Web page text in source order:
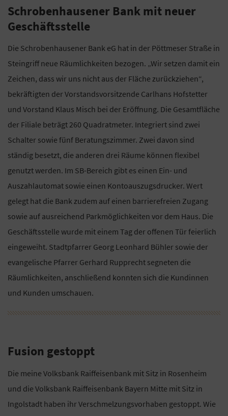
Schrobenhausener Bank mit neuer
Geschäftsstelle
Die Schrobenhausener Bank eG hat in der Pöttmeser Straße in
Steingriff neue Räumlichkeiten bezogen. „Wir setzen damit ein
Zeichen, dass wir uns nicht aus der Fläche zurückziehen“,
bekräftigten der Vorstandsvorsitzende Carlhans Hofstetter
und Vorstand Klaus Misch bei der Eröffnung. Die Gesamtfläche
der Filiale beträgt 260 Quadratmeter. Integriert sind zwei
Schalter sowie fünf Beratungszimmer. Zwei davon sind
ständig besetzt, die anderen drei Räume können flexibel
genutzt werden. Im SB-Bereich gibt es einen Ein- und
Auszahlautomat sowie einen Kontoauszugsdrucker. Wert
gelegt hat die Bank zudem auf einen barrierefreien Zugang
sowie auf ausreichend Parkmöglichkeiten vor dem Haus. Die
Geschäftsstelle wurde mit einem Tag der offenen Tür feierlich
eingeweiht. Stadtpfarrer Georg Leonhard Bühler sowie der
evangelische Pfarrer Gerhard Rupprecht segneten die
Räumlichkeiten, anschließend konnten sich die Kundinnen
und Kunden umschauen.
Fusion gestoppt
Die meine Volksbank Raiffeisenbank mit Sitz in Rosenheim
und die Volksbank Raiffeisenbank Bayern Mitte mit Sitz in
Ingolstadt haben ihr Verschmelzungsvorhaben gestoppt. Wie